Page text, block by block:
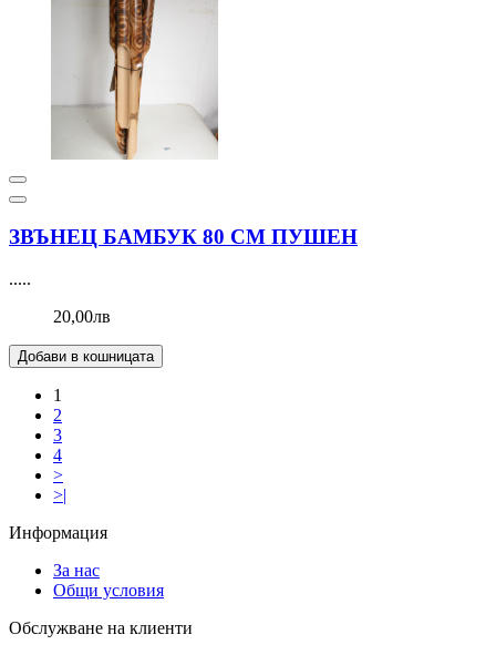
ЗВЪНЕЦ БАМБУК 80 СМ ПУШЕН
.....
20,00лв
Добави в кошницата
1
2
3
4
>
>|
Информация
За нас
Общи условия
Обслужване на клиенти